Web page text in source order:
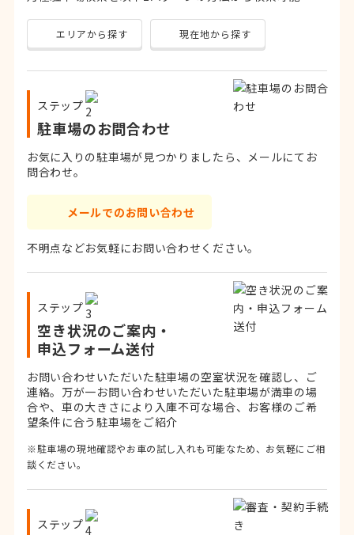
エリアから探す 現在地から探す
ステップ
駐車場のお問合わせ
お気に入りの駐車場が見つかりましたら、メールにてお
問合わせ。
メールでのお問い合わせ
不明点などお気軽にお問い合わせください。
ステップ
空き状況のご案内・
申込フォーム送付
お問い合わせいただいた駐車場の空室状況を確認し、ご
連絡。 万が一お問い合わせいただいた駐車場が満車の場
合や、車の大きさにより入庫不可な場合、お客様のご希
望条件に合う駐車場をご紹介
※駐車場の現地確認やお車の試し入れも可能なため、お気軽にご相
談ください。
ステップ